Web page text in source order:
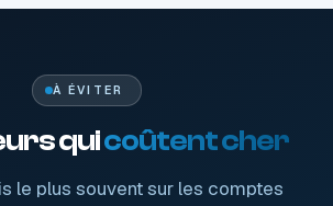
À ÉVITER
quicoûtent cher
le plus souvent sur les comptes